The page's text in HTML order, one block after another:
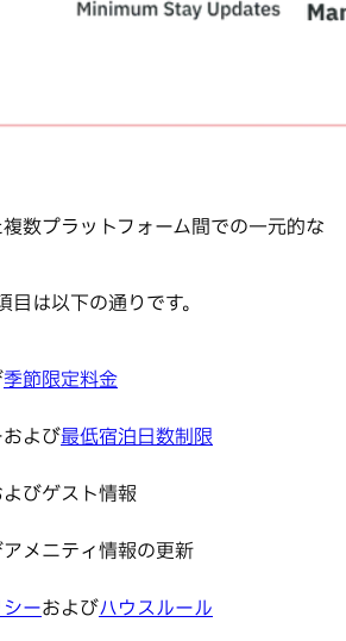
数プラットフォーム間での一元的な
は以下の通りです。
季節限定料金
よび最低宿泊日数制限
びゲスト情報
メニティ情報の更新
ーおよびハウスルール